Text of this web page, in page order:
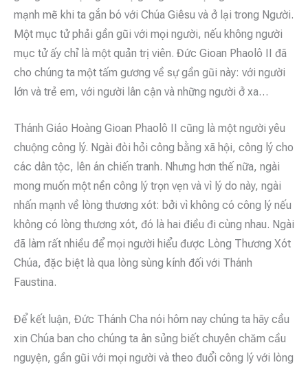
mạnh mẽ khi ta gắn bó với Chúa Giêsu và ở lại trong Người.
Một mục tử phải gần gũi với mọi người, nếu không người
mục tử ấy chỉ là một quản trị viên. Đức Gioan Phaolô II đã
cho chúng ta một tấm gương về sự gần gũi này: với người
lớn và trẻ em, với người lân cận và những người ở xa…
Thánh Giáo Hoàng Gioan Phaolô II cũng là một người yêu
chuộng công lý. Ngài đòi hỏi công bằng xã hội, công lý cho
các dân tộc, lên án chiến tranh. Nhưng hơn thế nữa, ngài
mong muốn một nền công lý trọn vẹn và vì lý do này, ngài
nhấn mạnh về lòng thương xót: bởi vì không có công lý nếu
không có lòng thương xót, đó là hai điều đi cùng nhau. Ngài
đã làm rất nhiều để mọi người hiểu được Lòng Thương Xót
Chúa, đặc biệt là qua lòng sùng kính đối với Thánh
Faustina.
Để kết luận, Đức Thánh Cha nói hôm nay chúng ta hãy cầu
xin Chúa ban cho chúng ta ân sủng biết chuyên chăm cầu
nguyện, gần gũi với mọi người và theo đuổi công lý với lòng